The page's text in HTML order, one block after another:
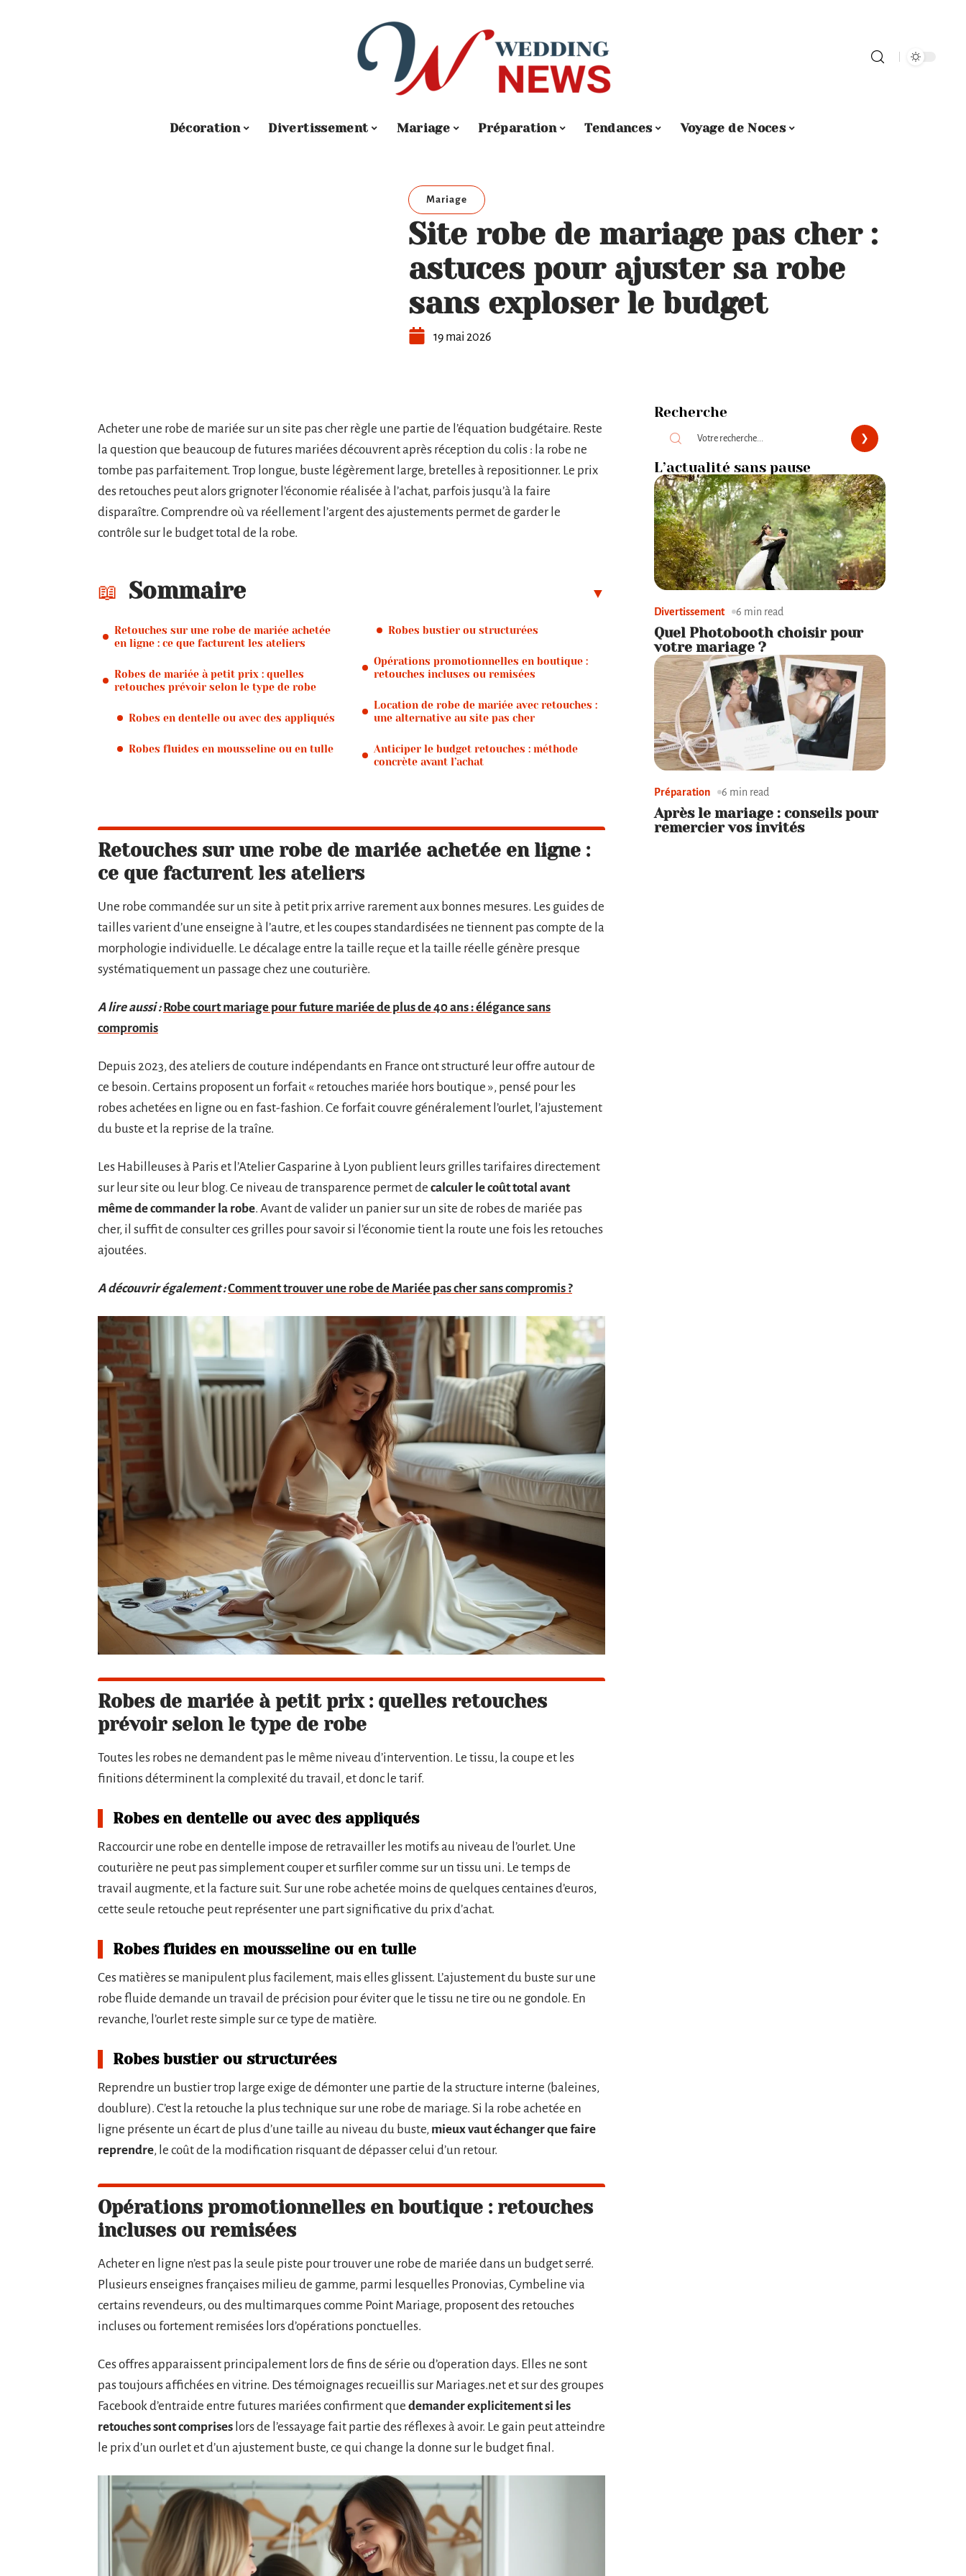
Décoration Divertissement Mariage Préparation Tendances Voyage de Noces
Mariage
Site robe de mariage pas cher :
astuces pour ajuster sa robe
sans exploser le budget
19 mai 2026
Acheter une robe de mariée sur un site pas cher règle une partie de l’équation budgétaire. Reste
la question que beaucoup de futures mariées découvrent après réception du colis : la robe ne
tombe pas parfaitement. Trop longue, buste légèrement large, bretelles à repositionner. Le prix
des retouches peut alors grignoter l’économie réalisée à l’achat, parfois jusqu’à la faire
disparaître. Comprendre où va réellement l’argent des ajustements permet de garder le
contrôle sur le budget total de la robe.
Sommaire
Retouches sur une robe de mariée achetée
en ligne : ce que facturent les ateliers
Robes de mariée à petit prix : quelles
retouches prévoir selon le type de robe
Robes en dentelle ou avec des appliqués
Robes fluides en mousseline ou en tulle
Robes bustier ou structurées
Opérations promotionnelles en boutique :
retouches incluses ou remisées
Location de robe de mariée avec retouches :
une alternative au site pas cher
Anticiper le budget retouches : méthode
concrète avant l’achat
Retouches sur une robe de mariée achetée en ligne :
ce que facturent les ateliers
Une robe commandée sur un site à petit prix arrive rarement aux bonnes mesures. Les guides de
tailles varient d’une enseigne à l’autre, et les coupes standardisées ne tiennent pas compte de la
morphologie individuelle. Le décalage entre la taille reçue et la taille réelle génère presque
systématiquement un passage chez une couturière.
A lire aussi : Robe court mariage pour future mariée de plus de 40 ans : élégance sans
compromis
Depuis 2023, des ateliers de couture indépendants en France ont structuré leur offre autour de
ce besoin. Certains proposent un forfait « retouches mariée hors boutique », pensé pour les
robes achetées en ligne ou en fast-fashion. Ce forfait couvre généralement l’ourlet, l’ajustement
du buste et la reprise de la traîne.
Les Habilleuses à Paris et l’Atelier Gasparine à Lyon publient leurs grilles tarifaires directement
sur leur site ou leur blog. Ce niveau de transparence permet de calculer le coût total avant
même de commander la robe. Avant de valider un panier sur un site de robes de mariée pas
cher, il suffit de consulter ces grilles pour savoir si l’économie tient la route une fois les retouches
ajoutées.
A découvrir également :Comment trouver une robe de Mariée pas cher sans compromis ?
Robes de mariée à petit prix : quelles retouches
prévoir selon le type de robe
Toutes les robes ne demandent pas le même niveau d’intervention. Le tissu, la coupe et les
finitions déterminent la complexité du travail, et donc le tarif.
Robes en dentelle ou avec des appliqués
Raccourcir une robe en dentelle impose de retravailler les motifs au niveau de l’ourlet. Une
couturière ne peut pas simplement couper et surfiler comme sur un tissu uni. Le temps de
travail augmente, et la facture suit. Sur une robe achetée moins de quelques centaines d’euros,
cette seule retouche peut représenter une part significative du prix d’achat.
Robes fluides en mousseline ou en tulle
Ces matières se manipulent plus facilement, mais elles glissent. L’ajustement du buste sur une
robe fluide demande un travail de précision pour éviter que le tissu ne tire ou ne gondole. En
revanche, l’ourlet reste simple sur ce type de matière.
Robes bustier ou structurées
Reprendre un bustier trop large exige de démonter une partie de la structure interne (baleines,
doublure). C’est la retouche la plus technique sur une robe de mariage. Si la robe achetée en
ligne présente un écart de plus d’une taille au niveau du buste, mieux vaut échanger que faire
reprendre, le coût de la modification risquant de dépasser celui d’un retour.
Opérations promotionnelles en boutique : retouches
incluses ou remisées
Acheter en ligne n’est pas la seule piste pour trouver une robe de mariée dans un budget serré.
Plusieurs enseignes françaises milieu de gamme, parmi lesquelles Pronovias, Cymbeline via
certains revendeurs, ou des multimarques comme Point Mariage, proposent des retouches
incluses ou fortement remisées lors d’opérations ponctuelles.
Ces offres apparaissent principalement lors de fins de série ou d’operation days. Elles ne sont
pas toujours affichées en vitrine. Des témoignages recueillis sur Mariages.net et sur des groupes
Facebook d’entraide entre futures mariées confirment que demander explicitement si les
retouches sont comprises lors de l’essayage fait partie des réflexes à avoir. Le gain peut atteindre
le prix d’un ourlet et d’un ajustement buste, ce qui change la donne sur le budget final.
Recherche
L’actualité sans pause
Divertissement 6 min read
Quel Photobooth choisir pour
votre mariage ?
Préparation 6 min read
Après le mariage : conseils pour
remercier vos invités